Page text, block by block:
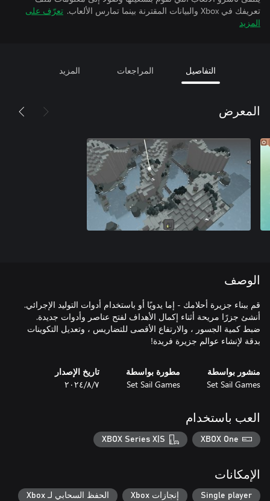
تعريفك في Xbox والبيانات المقترنة بينما تمارس الألعاب.
تعرّف على
المزيد
التفاصيل المراجعات المزيد
المعرض
الوصف
قم ببناء جزيرة أحلامك - إما يدويًا أو باستخدام أدوات التوليد الإجرائي.
أنشئ جزرًا مريحة أثناء إكمال الأهداف لفتح عناصر وأدوات جديدة.
ضبط كمية الجسور ، والارتفاع الأقصى للتضاريس ، وتعديل التكوينات
بدقة لإنشاء عوالم جزيرة فريدة!
منشور بواسطة
Set Sail Games
مطورة بواسطة
Set Sail Games
تاريخ الإصدار
٧‏/٨‏/٢٠٢٤
العب باستخدام
XBOX One
XBOX Series X|S
الإمكانات
Single player إنجازات Xbox الحفظ السحابي لـ Xbox